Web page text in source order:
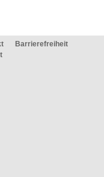
Barrierefreiheit